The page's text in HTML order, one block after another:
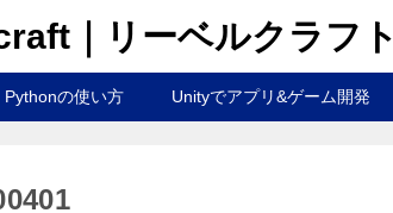
｜リーベルクラフト
Pythonの使い方 Unityでアプリ&ゲーム開発